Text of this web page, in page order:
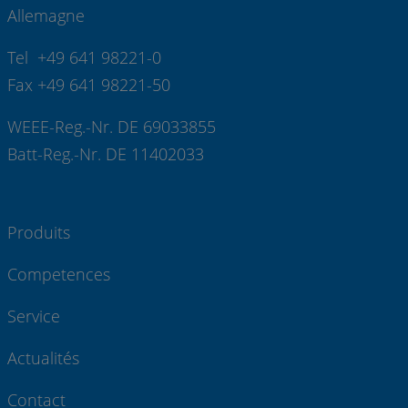
Allemagne
Tel +49 641 98221-0
Fax +49 641 98221-50
WEEE-Reg.-Nr. DE 69033855
Batt-Reg.-Nr. DE 11402033
Produits
Competences
Service
Actualités
Contact